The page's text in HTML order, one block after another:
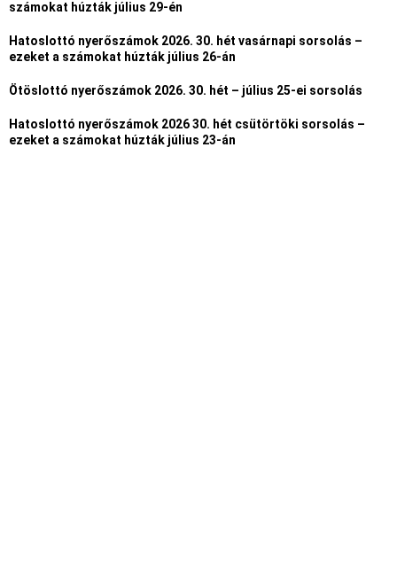
számokat húzták július 29-én
Hatoslottó nyerőszámok 2026. 30. hét vasárnapi sorsolás –
ezeket a számokat húzták július 26-án
Ötöslottó nyerőszámok 2026. 30. hét – július 25-ei sorsolás
Hatoslottó nyerőszámok 2026 30. hét csütörtöki sorsolás –
ezeket a számokat húzták július 23-án